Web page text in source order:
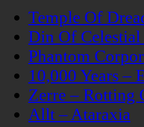
Temple Of
Din Of
Phantom
10,000 Years –
Zerre – Rotting
Allt – Ataraxia